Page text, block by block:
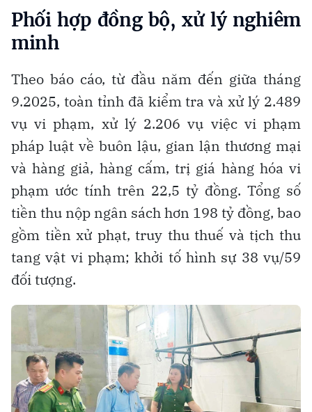
Phối hợp đồng bộ, xử lý nghiêm
minh
Theo báo cáo, từ đầu năm đến giữa tháng
9.2025, toàn tỉnh đã kiểm tra và xử lý 2.489
vụ vi phạm, xử lý 2.206 vụ việc vi phạm
pháp luật về buôn lậu, gian lận thương mại
và hàng giả, hàng cấm, trị giá hàng hóa vi
phạm ước tính trên 22,5 tỷ đồng. Tổng số
tiền thu nộp ngân sách hơn 198 tỷ đồng, bao
gồm tiền xử phạt, truy thu thuế và tịch thu
tang vật vi phạm; khởi tố hình sự 38 vụ/59
đối tượng.